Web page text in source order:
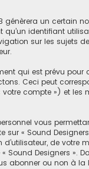
génèrera un certain
qu’un identifiant
sur les sujets de
qui est prévu pour
Ceci peut
compte ») et les
vous
« Sound
de votre
Sound Designers ».
abonner ou non à